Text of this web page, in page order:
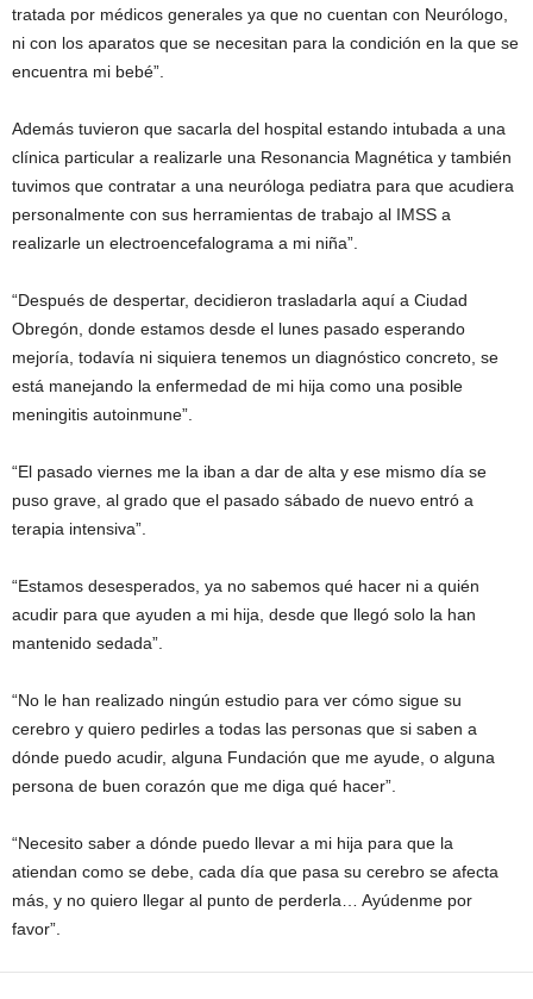
tratada por médicos generales ya que no cuentan con Neurólogo,
ni con los aparatos que se necesitan para la condición en la que se
encuentra mi bebé”.
Además tuvieron que sacarla del hospital estando intubada a una
clínica particular a realizarle una Resonancia Magnética y también
tuvimos que contratar a una neuróloga pediatra para que acudiera
personalmente con sus herramientas de trabajo al IMSS a
realizarle un electroencefalograma a mi niña”.
“Después de despertar, decidieron trasladarla aquí a Ciudad
Obregón, donde estamos desde el lunes pasado esperando
mejoría, todavía ni siquiera tenemos un diagnóstico concreto, se
está manejando la enfermedad de mi hija como una posible
meningitis autoinmune”.
“El pasado viernes me la iban a dar de alta y ese mismo día se
puso grave, al grado que el pasado sábado de nuevo entró a
terapia intensiva”.
“Estamos desesperados, ya no sabemos qué hacer ni a quién
acudir para que ayuden a mi hija, desde que llegó solo la han
mantenido sedada”.
“No le han realizado ningún estudio para ver cómo sigue su
cerebro y quiero pedirles a todas las personas que si saben a
dónde puedo acudir, alguna Fundación que me ayude, o alguna
persona de buen corazón que me diga qué hacer”.
“Necesito saber a dónde puedo llevar a mi hija para que la
atiendan como se debe, cada día que pasa su cerebro se afecta
más, y no quiero llegar al punto de perderla… Ayúdenme por
favor”.